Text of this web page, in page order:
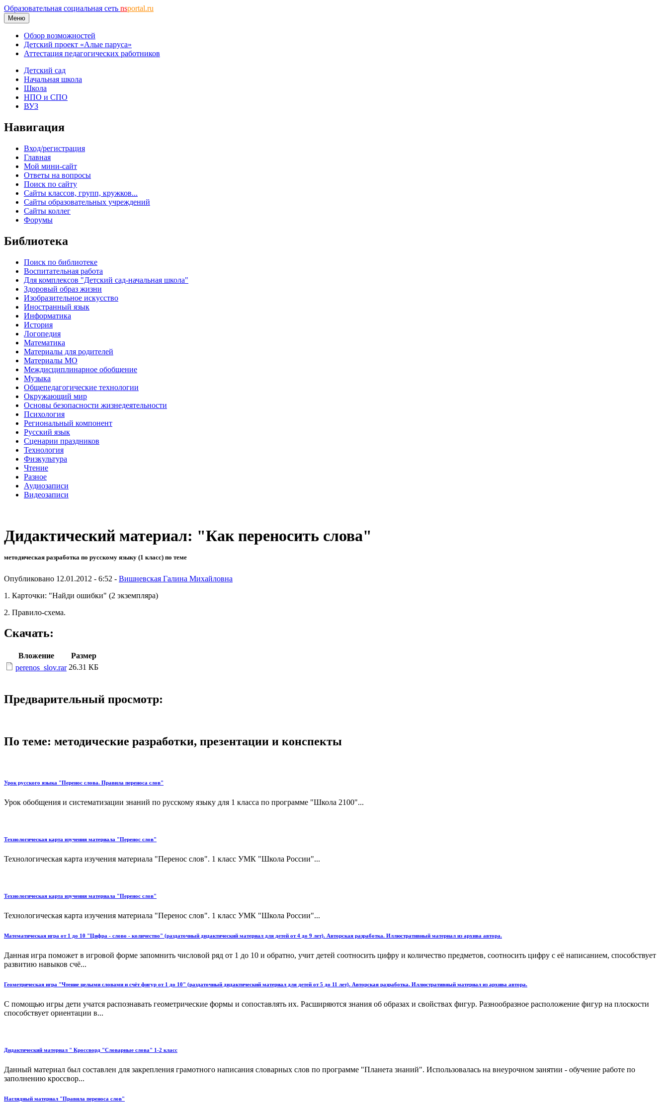
Образовательная социальная сеть nsportal.ru
Меню
Обзор возможностей
Детский проект «Алые паруса»
Аттестация педагогических работников
Детский сад
Начальная школа
Школа
НПО и СПО
ВУЗ
Навигация
Вход/регистрация
Главная
Мой мини-сайт
Ответы на вопросы
Поиск по сайту
Сайты классов, групп, кружков...
Сайты образовательных учреждений
Сайты коллег
Форумы
Библиотека
Поиск по библиотеке
Воспитательная работа
Для комплексов "Детский сад-начальная школа"
Здоровый образ жизни
Изобразительное искусство
Иностранный язык
Информатика
История
Логопедия
Математика
Материалы для родителей
Материалы МО
Междисциплинарное обобщение
Музыка
Общепедагогические технологии
Окружающий мир
Основы безопасности жизнедеятельности
Психология
Региональный компонент
Русский язык
Сценарии праздников
Технология
Физкультура
Чтение
Разное
Аудиозаписи
Видеозаписи
Дидактический материал: "Как переносить слова"
методическая разработка по русскому языку (1 класс) по теме
Опубликовано 12.01.2012 - 6:52 - Вишневская Галина Михайловна
1. Карточки: "Найди ошибки" (2 экземпляра)
2. Правило-схема.
Скачать:
Вложение
Размер
perenos_slov.rar 26.31 КБ
Предварительный просмотр:
По теме: методические разработки, презентации и конспекты
Урок русского языка "Перенос слова. Правила переноса слов"
Урок обобщения и систематизации знаний по русскому языку для 1 класса по программе "Школа 2100"...
Технологическая карта изучения материала "Перенос слов"
Технологическая карта изучения материала "Перенос слов". 1 класс УМК "Школа России"...
Технологическая карта изучения материала "Перенос слов"
Технологическая карта изучения материала "Перенос слов". 1 класс УМК "Школа России"...
Математическая игра от 1 до 10 "Цифра - слово - количество" (раздаточный дидактический материал для детей от 4 до 9 лет). Авторская разработка. Иллюстративный материал из архива автора.
Данная игра поможет в игровой форме запомнить числовой ряд от 1 до 10 и обратно, учит детей соотносить цифру и количество предметов, соотносить цифру с её написанием, способствует
развитию навыков счё...
Геометрическая игра "Чтение целыми словами и счёт фигур от 1 до 10" (раздаточный дидактический материал для детей от 5 до 11 лет). Авторская разработка. Иллюстративный материал из архива автора.
С помощью игры дети учатся распознавать геометрические формы и сопоставлять их. Расширяются знания об образах и свойствах фигур. Разнообразное расположение фигур на плоскости
способствует ориентации в...
Дидактический материал " Кроссворд "Словарные слова" 1-2 класс
Данный материал был составлен для закрепления грамотного написания словарных слов по программе "Планета знаний". Использовалась на внеурочном занятии - обучение работе по
заполнению кроссвор...
Наглядный материал "Правила переноса слов"